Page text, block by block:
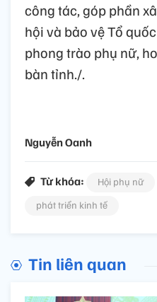
công tác, góp phần
hội và bảo vệ Tổ
phong trào phụ nữ,
bàn tỉnh./.
Nguyễn Oanh
Từ khóa: Hội phụ nữ
phát triển kinh tế
Tin liên quan